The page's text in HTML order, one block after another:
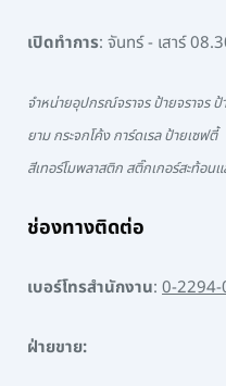
เปิดทำการ: จันทร์ - เสาร์
จำหน่ายอุปกรณ์จราจร ป้ายจราจร
ยาม กระจกโค้ง การ์ดเรล ป้ายเซฟตี้
สีเทอร์โมพลาสติก สติ๊กเกอร์สะท้อ
ช่องทางติดต่อ
เบอร์โทรสำนักงาน: 0-
ฝ่ายขาย: